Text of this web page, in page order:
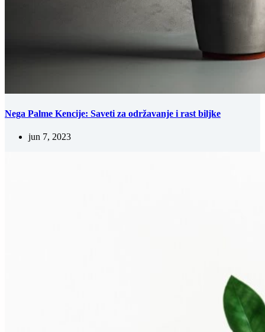
Nega Palme Kencije: Saveti za održavanje i rast biljke
jun 7, 2023